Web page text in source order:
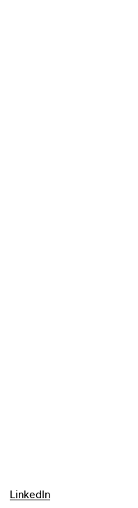
LinkedIn